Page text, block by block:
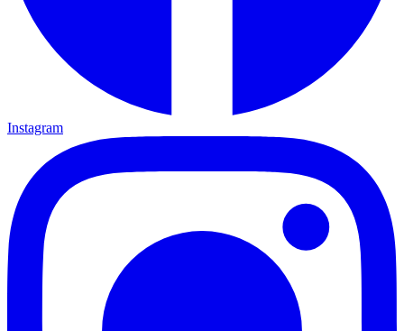
Instagram